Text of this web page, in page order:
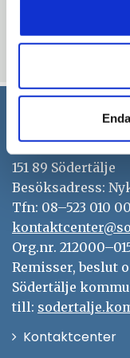
Blev du hjälpt av
thumb_up Ja thumb_down
151 89 Södertälje
Besöksadress:
Tfn: 08–523 010 00
Org.nr.
Remisser, beslut
Södertälje
till:
Kontaktcenter